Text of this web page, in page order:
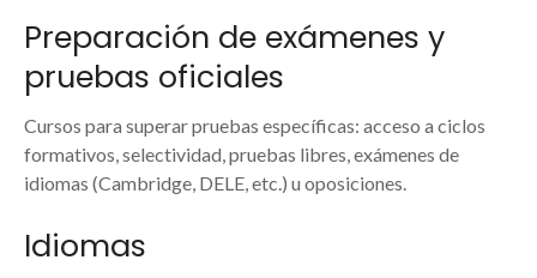
Preparación de exámenes y
pruebas oficiales
Cursos para superar pruebas específicas: acceso a ciclos
formativos, selectividad, pruebas libres, exámenes de
idiomas (Cambridge, DELE, etc.) u oposiciones.
Idiomas